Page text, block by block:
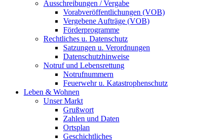
Ausschreibungen / Vergabe
Vorabveröffentlichungen (VOB)
Vergebene Aufträge (VOB)
Förderprogramme
Rechtliches u. Datenschutz
Satzungen u. Verordnungen
Datenschutzhinweise
Notruf und Lebensrettung
Notrufnummern
Feuerwehr u. Katastrophenschutz
Leben & Wohnen
Unser Markt
Grußwort
Zahlen und Daten
Ortsplan
Geschichtliches